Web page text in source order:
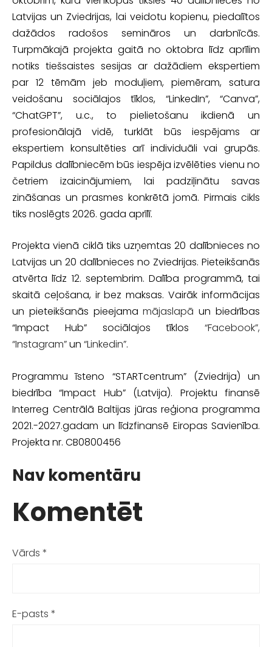
Latvijas un Zviedrijas, lai veidotu kopienu, piedalītos
dažādos radošos semināros un darbnīcās.
Turpmākajā projekta gaitā no oktobra līdz aprīlim
notiks tiešsaistes sesijas ar dažādiem ekspertiem
par 12 tēmām jeb moduļiem, piemēram, satura
veidošanu sociālajos tīklos, “LinkedIn”, “Canva”,
“ChatGPT”, u.c., to pielietošanu ikdienā un
profesionālajā vidē, turklāt būs iespējams ar
ekspertiem konsultēties arī individuāli vai grupās.
Papildus dalībniecēm būs iespēja izvēlēties vienu no
četriem izaicinājumiem, lai padziļinātu savas
zināšanas un prasmes konkrētā jomā. Pirmais cikls
tiks noslēgts 2026. gada aprīlī.
Projekta vienā ciklā tiks uzņemtas 20 dalībnieces no
Latvijas un 20 dalībnieces no Zviedrijas. Pieteikšanās
atvērta līdz 12. septembrim. Dalība programmā, tai
skaitā ceļošana, ir bez maksas. Vairāk informācijas
un pieteikšanās pieejamamājaslapā un biedrības
“Impact Hub” sociālajos tīklos “Facebook”,
“Instagram”un “Linkedin”.
Programmu īsteno “STARTcentrum” (Zviedrija) un
biedrība “Impact Hub” (Latvija). Projektu finansē
Interreg Centrālā Baltijas jūras reģiona programma
2021.-2027.gadam un līdzfinansē Eiropas Savienība.
Projekta nr. CB0800456
Nav komentāru
Komentēt
Vārds *
E-pasts *